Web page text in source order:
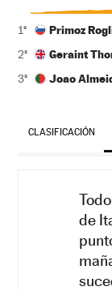
1º Primoz
2º Geraint
3º Joao
CLASIFICACIÓN
de